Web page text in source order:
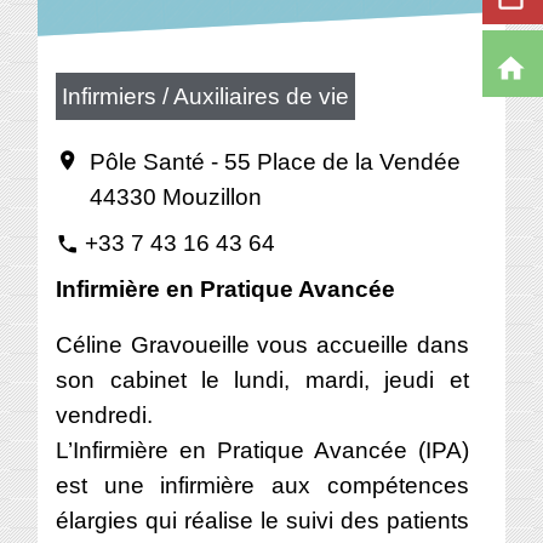
Infirmiers / Auxiliaires de vie
location_on
Pôle Santé - 55 Place de la Vendée
44330 Mouzillon
phone +33 7 43 16 43 64
Infirmière en Pratique Avancée
Céline Gravoueille vous accueille dans
son cabinet le lundi, mardi, jeudi et
vendredi.
L’Infirmière en Pratique Avancée (IPA)
est une infirmière aux compétences
élargies qui réalise le suivi des patients
home